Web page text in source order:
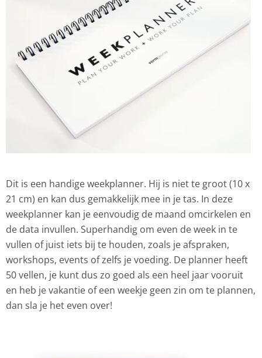
Dit is een handige weekplanner. Hij is niet te groot (10 x
21 cm) en kan dus gemakkelijk mee in je tas. In deze
weekplanner kan je eenvoudig de maand omcirkelen en
de data invullen. Superhandig om even de week in te
vullen of juist iets bij te houden, zoals je afspraken,
workshops, events of zelfs je voeding. De planner heeft
50 vellen, je kunt dus zo goed als een heel jaar vooruit
en heb je vakantie of een weekje geen zin om te plannen,
dan sla je het even over!